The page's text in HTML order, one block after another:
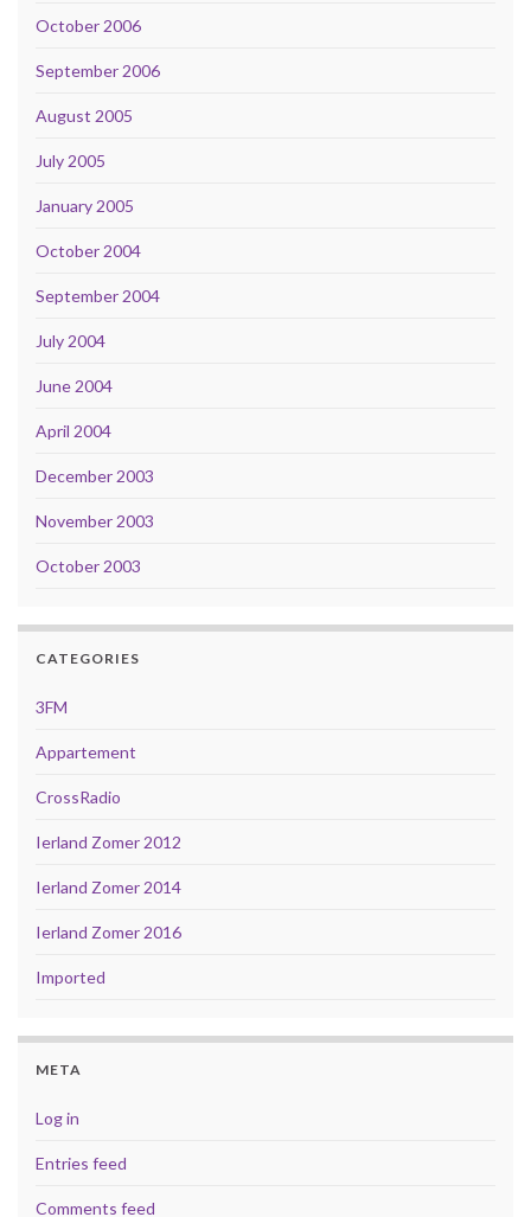
October 2006
September 2006
August 2005
July 2005
January 2005
October 2004
September 2004
July 2004
June 2004
April 2004
December 2003
November 2003
October 2003
CATEGORIES
3FM
Appartement
CrossRadio
Ierland Zomer 2012
Ierland Zomer 2014
Ierland Zomer 2016
Imported
META
Log in
Entries feed
Comments feed